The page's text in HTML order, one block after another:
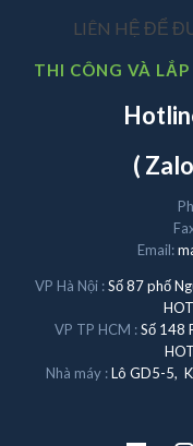
LIÊN HỆ ĐỂ
THI CÔNG VÀ
(
Email:
VP Hà Nội :Số 87 phố
VP TP HCM :Số 148
Nhà máy :Lô GD5-5,